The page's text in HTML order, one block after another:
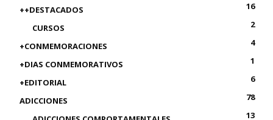
++DESTACADOS
16
CURSOS
2
+CONMEMORACIONES
4
+DIAS CONMEMORATIVOS
1
+EDITORIAL
6
ADICCIONES
78
13